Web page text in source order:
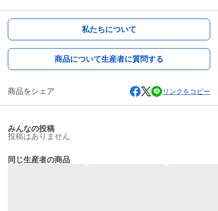
私たちについて
商品について生産者に質問する
商品をシェア リンクをコピー
みんなの投稿
投稿はありません
同じ生産者の商品